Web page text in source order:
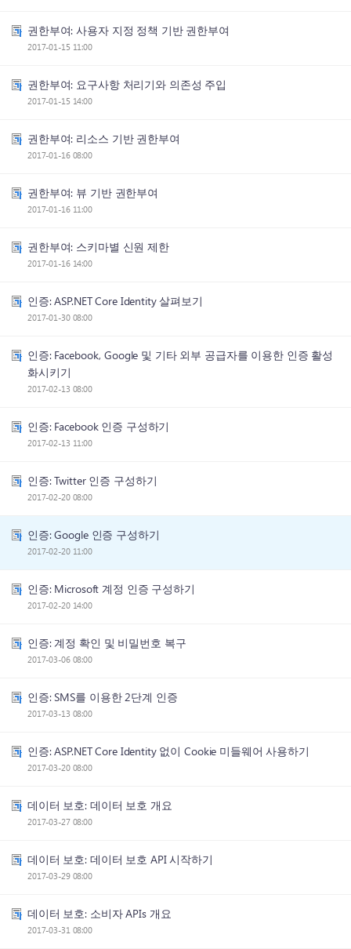
권한부여: 사용자 지정 정책 기반 권한부여
2017-01-15 11:00
권한부여: 요구사항 처리기와 의존성 주입
2017-01-15 14:00
권한부여: 리소스 기반 권한부여
2017-01-16 08:00
권한부여: 뷰 기반 권한부여
2017-01-16 11:00
권한부여: 스키마별 신원 제한
2017-01-16 14:00
인증: ASP.NET Core Identity 살펴보기
2017-01-30 08:00
인증: Facebook, Google 및 기타 외부 공급자를 이용한 인증 활성
화시키기
2017-02-13 08:00
인증: Facebook 인증 구성하기
2017-02-13 11:00
인증: Twitter 인증 구성하기
2017-02-20 08:00
인증: Google 인증 구성하기
2017-02-20 11:00
인증: Microsoft 계정 인증 구성하기
2017-02-20 14:00
인증: 계정 확인 및 비밀번호 복구
2017-03-06 08:00
인증: SMS를 이용한 2단계 인증
2017-03-13 08:00
인증: ASP.NET Core Identity 없이 Cookie 미들웨어 사용하기
2017-03-20 08:00
데이터 보호: 데이터 보호 개요
2017-03-27 08:00
데이터 보호: 데이터 보호 API 시작하기
2017-03-29 08:00
데이터 보호: 소비자 APIs 개요
2017-03-31 08:00